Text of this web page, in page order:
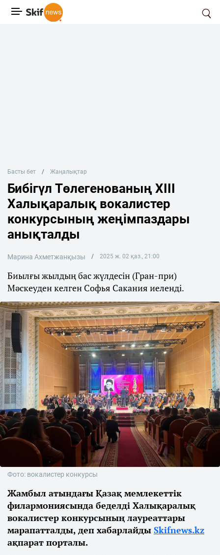
Басты бет Жаңалықтар
Бибігүл Төлегенованың XIII
Халықаралық вокалистер
конкурсының жеңімпаздары
анықталды
Марина Ахметжанқызы 2025 ж. 02 қаз., 21:00
Биылғы жылдың бас жүлдесін (Гран-при)
Мәскеуден келген Софья Сакания иеленді.
Фото: вокалистер конкурсы
Жамбыл атындағы Қазақ мемлекеттік
филармониясында беделді Халықаралық
вокалистер конкурсының лауреаттары
марапатталды, деп хабарлайды Skifnews.kz
ақпарат порталы.